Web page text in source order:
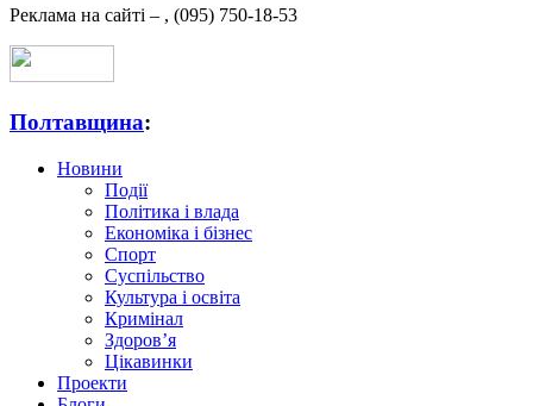
Реклама на сайті – , (095) 750-18-53
Полтавщина:
Новини
Події
Політика і влада
Економіка і бізнес
Спорт
Суспільство
Культура і освіта
Кримінал
Здоров’я
Цікавинки
Проекти